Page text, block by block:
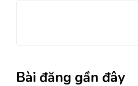
Bài đăng gần đây